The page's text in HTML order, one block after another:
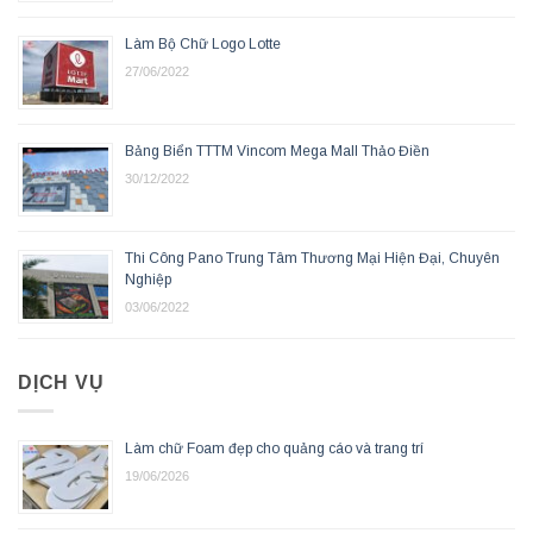
Làm Bộ Chữ Logo Lotte
27/06/2022
Bảng Biển TTTM Vincom Mega Mall Thảo Điền
30/12/2022
Thi Công Pano Trung Tâm Thương Mại Hiện Đại, Chuyên
Nghiệp
03/06/2022
DỊCH VỤ
Làm chữ Foam đẹp cho quảng cáo và trang trí
19/06/2026